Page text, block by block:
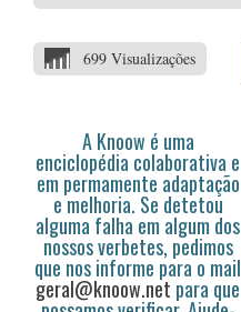
699 Visualizações
A Knoow é uma
enciclopédia colaborativa e
em permamente adaptação
e melhoria. Se detetou
alguma falha em algum dos
nossos verbetes, pedimos
que nos informe para o mail
geral@knoow.net para que